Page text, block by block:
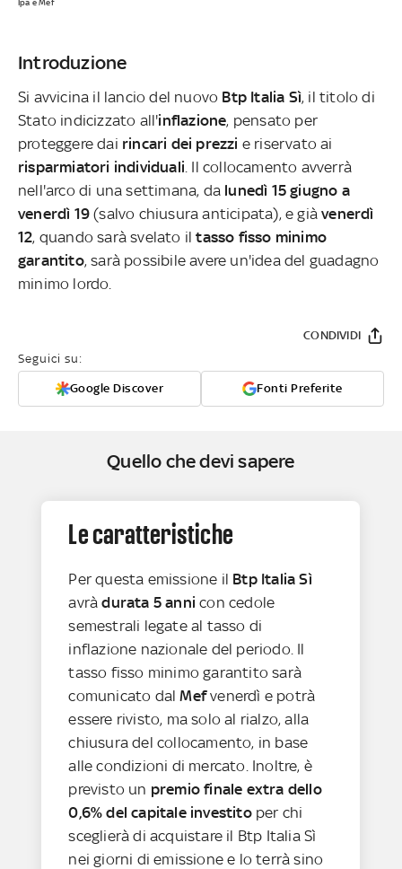
Ipa e Mef
Introduzione
Si avvicina il lancio del nuovo Btp Italia Sì, il titolo di
Stato indicizzato all'inflazione, pensato per
proteggere dai rincari dei prezzi e riservato ai
risparmiatori individuali . Il collocamento avverrà
nell'arco di una settimana, da lunedì 15 giugno a
venerdì 19 (salvo chiusura anticipata), e già venerdì
12, quando sarà svelato il tasso fisso minimo
garantito, sarà possibile avere un'idea del guadagno
minimo lordo.
Seguici su:
Google Discover Fonti Preferite
CONDIVIDI
Quello che devi sapere
Le caratteristiche
Per questa emissione il Btp Italia Sì
avràdurata 5 anni con cedole
semestrali legate al tasso di
inflazione nazionale del periodo. Il
tasso fisso minimo garantito sarà
comunicato dalMefvenerdì e potrà
essere rivisto, ma solo al rialzo, alla
chiusura del collocamento, in base
alle condizioni di mercato. Inoltre, è
previsto un premio finale extra dello
0,6% del capitale investitoper chi
sceglierà di acquistare il Btp Italia Sì
nei giorni di emissione e lo terrà sino